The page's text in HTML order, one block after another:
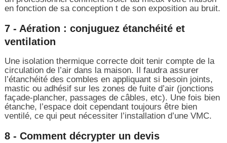
en fonction de sa conception t de son exposition au bruit.
7 - Aération : conjuguez étanchéité et
ventilation
Une isolation thermique correcte doit tenir compte de la
circulation de l’air dans la maison. Il faudra assurer
l’étanchéité des combles en appliquant si besoin joints,
mastic ou adhésif sur les zones de fuite d’air (jonctions
façade-plancher, passages de câbles, etc). Une fois bien
étanche, l’espace doit cependant toujours être bien
ventilé, ce qui peut nécessiter l’installation d’une VMC.
8 - Comment décrypter un devis